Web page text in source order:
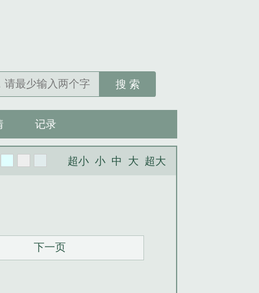
搜 索
记录
超小 小 中 大 超大
下一页